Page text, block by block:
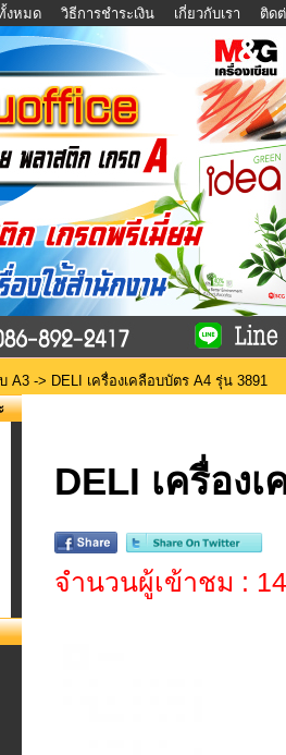
งหมด วิธีการชำระเงิน เกี่ยวกับเรา ติด
A3 -> DELI เครื่องเคลือบบัตร A4 รุ่น 3891
DELI เครื่อง
จำนวนผู้เข้าชม :